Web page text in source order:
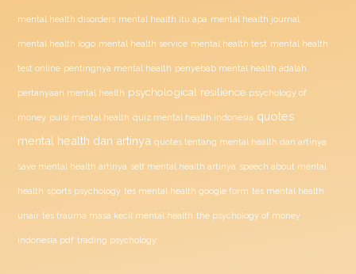
mental health disorders mental health itu apa mental health journal
mental health logo mental health service mental health test mental health
test online pentingnya mental health penyebab mental health adalah
pertanyaan mental health psychological resilience psychology of
money puisi mental health quiz mental health indonesia quotes
mental health dan artinya quotes tentang mental health dan artinya
save mental health artinya self mental health artinya speech about mental
health sports psychology tes mental health google form tes mental health
unair tes trauma masa kecil mental health the psychology of money
indonesia pdf trading psychology